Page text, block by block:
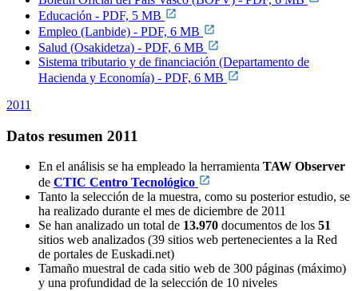
Educación - PDF, 5 MB
Empleo (Lanbide) - PDF, 6 MB
Salud (Osakidetza) - PDF, 6 MB
Sistema tributario y de financiación (Departamento de
Hacienda y Economía) - PDF, 6 MB
2011
Datos resumen 2011
En el análisis se ha empleado la herramienta TAW Observer
de CTIC Centro Tecnológico
Tanto la selección de la muestra, como su posterior estudio, se
ha realizado durante el mes de diciembre de 2011
Se han analizado un total de 13.970 documentos de los 51
sitios web analizados (39 sitios web pertenecientes a la Red
de portales de Euskadi.net)
Tamaño muestral de cada sitio web de 300 páginas (máximo)
y una profundidad de la selección de 10 niveles